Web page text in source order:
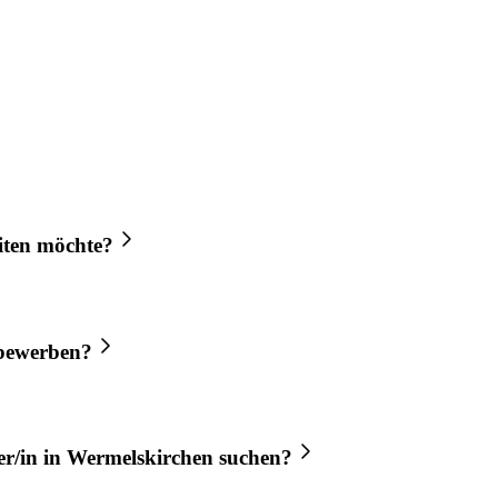
möchte?
in in Wermelskirchen suchen?